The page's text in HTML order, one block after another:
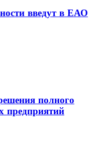
введут в ЕАО
полного
предприятий